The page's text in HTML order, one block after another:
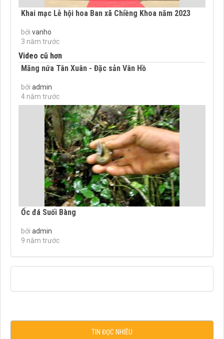
Khai mạc Lễ hội hoa Ban xã Chiềng Khoa năm 2023
bởi vanho
3 năm trước
Video cũ hơn
Măng nứa Tân Xuân - Đặc sản Vân Hồ
bởi admin
4 năm trước
Ốc đá Suối Bàng
bởi admin
9 năm trước
TIN ĐỌC NHIỀU